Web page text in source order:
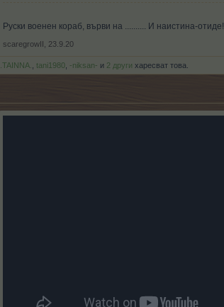
Руски военен кораб, върви на .......... И наистина-отиде!
scaregrowII 23.9.20
.TAINNA. tani1980 -niksan- и 2 други харесват това.